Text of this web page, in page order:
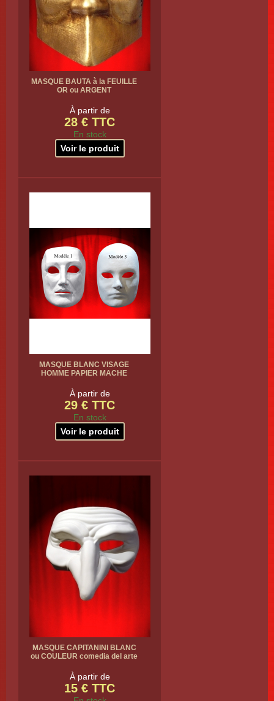
MASQUE BAUTA à la FEUILLE
OR ou ARGENT
À partir de
28 € TTC
En stock
Voir le produit
MASQUE BLANC VISAGE
HOMME PAPIER MACHE
À partir de
29 € TTC
En stock
Voir le produit
MASQUE CAPITANINI BLANC
ou COULEUR comedia del arte
À partir de
15 € TTC